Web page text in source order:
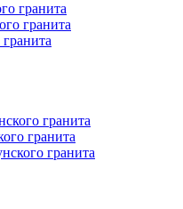
гранита
гранита
гранита
гранита
гранита